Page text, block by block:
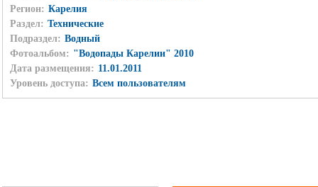
Регион: Карелия
Раздел: Технические
Подраздел: Водный
Фотоальбом: "Водопады Карелии" 2010
Дата размещения: 11.01.2011
Уровень доступа: Всем пользователям